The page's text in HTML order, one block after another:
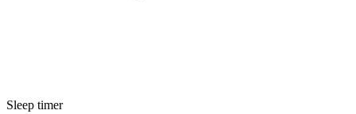
Sleep timer